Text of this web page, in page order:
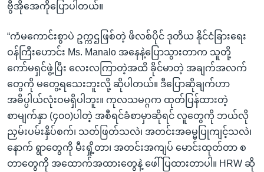
ဗွီအိုအေကိုပြောပါတယ်။
“ကံမကောင်းစွာပဲ ဥက္ကဌဖြစ်တဲ့ ဖိလစ်ပိုင် ဒုတိယ နိုင်ငံခြားရေး
ဝန်ကြီးဟောင်း Ms. Manalo အနေနဲ့ပြောသွားတာက သူတို့
ကော်မရှင်ဖွဲ့ပြီး လေးလကြာတဲ့အထိ ခိုင်မာတဲ့ အချက်အလက်
တွေကို မတွေ့ရသေးဘူးလို့ ဆိုပါတယ်။ ဒီပြောဆိုချက်ဟာ
အဓိပ္ပါယ်လုံးဝမရှိပါဘူး။ ကုလသမဂ္ဂက ထုတ်ပြန်ထားတဲ့
စာမျက်နှာ (၄၀၀)ပါတဲ့ အစီရင်ခံစာမှာဆိုရင် လူတွေကို ဘယ်လို
ညှမ်းပမ်းနှိပ်စက်၊ သတ်ဖြတ်သလဲ၊ အတင်းအဓမ္မပြုကျင့်သလဲ၊
နောက် ရွာတွေကို မီးရှို့တာ၊ အတင်းအကျပ် မောင်းထုတ်တာ စ
တာတွေကို အထောက်အထားတွေနဲ့ ဖေါ်ပြထားတာပါ။ HRW ဆို